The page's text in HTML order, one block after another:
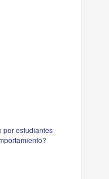
por estudiantes